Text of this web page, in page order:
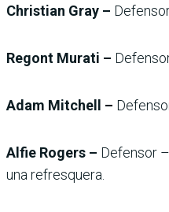
Christian Gray –
Regont Murati –
Adam Mitchell –
Alfie Rogers – Defensor
una refresquera.